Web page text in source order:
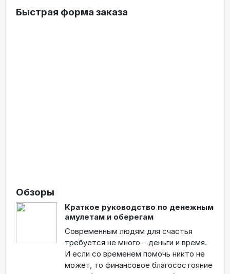
Быстрая форма заказа
Обзоры
Краткое руководство по денежным
амулетам и оберегам
Современным людям для счастья
требуется не много – деньги и время.
И если со временем помочь никто не
может, то финансовое благосостояние